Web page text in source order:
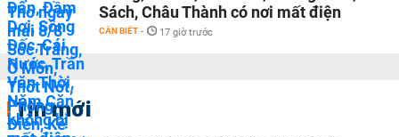
Sách, Châu Thành có nơi mất điện
CẦN BIẾT - 17 giờ trước
Tin mới